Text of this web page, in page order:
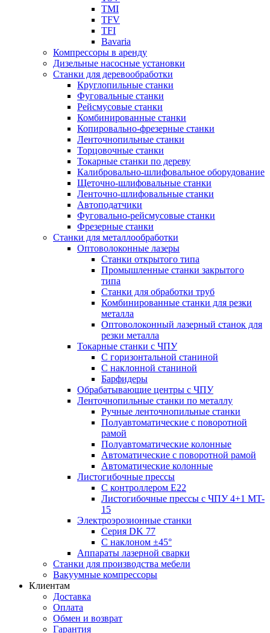
TMI
TFV
TFI
Bavaria
Компрессоры в аренду
Дизельные насосные установки
Станки для деревообработки
Круглопильные станки
Фуговальные станки
Рейсмусовые станки
Комбинированные станки
Копировально-фрезерные станки
Ленточнопильные станки
Торцовочные станки
Токарные станки по дереву
Калибровально-шлифовальное оборудование
Щеточно-шлифовальные станки
Ленточно-шлифовальные станки
Автоподатчики
Фуговально-рейсмусовые станки
Фрезерные станки
Станки для металлообработки
Оптоволоконные лазеры
Станки открытого типа
Промышленные станки закрытого
типа
Станки для обработки труб
Комбинированные станки для резки
металла
Оптоволоконный лазерный станок для
резки металла
Токарные станки с ЧПУ
С горизонтальной станиной
С наклонной станиной
Барфидеры
Обрабатывающие центры с ЧПУ
Ленточнопильные станки по металлу
Ручные ленточнопильные станки
Полуавтоматические с поворотной
рамой
Полуавтоматические колонные
Автоматические с поворотной рамой
Автоматические колонные
Листогибочные прессы
С контроллером E22
Листогибочные прессы с ЧПУ 4+1 MT-
15
Электроэрозионные станки
Серия DK 77
С наклоном ±45°
Аппараты лазерной сварки
Станки для производства мебели
Вакуумные компрессоры
Клиентам
Доставка
Оплата
Обмен и возврат
Гарантия